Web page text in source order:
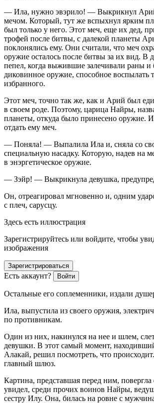
— Ила, нужно эвэрило! — Выкрикнул
мечом. Который, тут же вспыхнул ярким
был только у него. Этот меч, еще их дед,
трофей после битвы, с далекой планеты
поклонялись ему. Они считали, что меч
оружие осталось после битвы за их вид. В
пепел, когда выжившие залечивали раны и
диковинное оружие, способное воспылать
избранного.
Этот меч, точно так же, как и Арий был
в своем роде. Поэтому, царица Найры,
планеты, откуда было принесено оружие. И
отдать ему меч.
— Поняла! — Выпалила Ила и, сняла со
специальную насадку. Которую, надев на
в энэргетическое оружие.
— Зэйр! — Выкрикнула девушка,
Он, отреагировал мгновенно и, одним
с плеч, сарусцу.
Здесь есть иллюстрация
Зарегистрируйтесь или войдите, чтобы
изображения
Зарегистрироваться
Есть аккаунт? Войти
Остальные его соплеменники, издали
Ила, выпустила из своего оружия,
по противникам.
Один из них, накинулся на нее и шлем,
девушки. В этот самый момент,
Алакай, решил посмотреть, что
главный шлюз.
Картина, представшая перед ним,
увидел, среди прочих воинов Найры,
сестру Илу. Она, билась на ровне с